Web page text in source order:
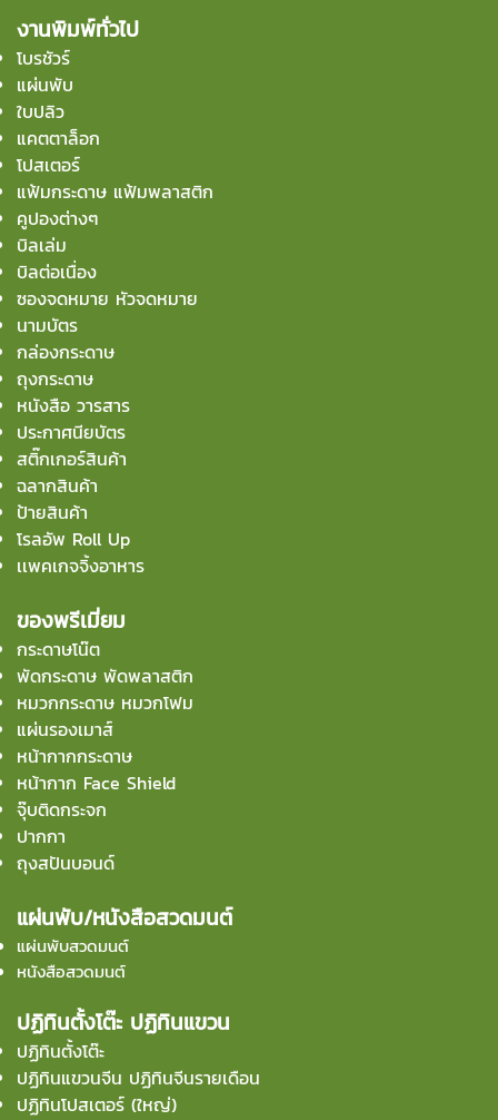
งานพิมพ์ทั่วไป
โบรชัวร์
แผ่นพับ
ใบปลิว
แคตตาล็อก
โปสเตอร์
แฟ้มกระดาษ แฟ้มพลาสติก
คูปองต่างๆ
บิลเล่ม
บิลต่อเนื่อง
ซองจดหมาย หัวจดหมาย
นามบัตร
กล่องกระดาษ
ถุงกระดาษ
หนังสือ วารสาร
ประกาศนียบัตร
สติ๊กเกอร์สินค้า
ฉลากสินค้า
ป้ายสินค้า
โรลอัพ Roll Up
เเพคเกจจิ้งอาหาร
ของพรีเมี่ยม
กระดาษโน๊ต
พัดกระดาษ พัดพลาสติก
หมวกกระดาษ หมวกโฟม
แผ่นรองเมาส์
หน้ากากกระดาษ
หน้ากาก Face Shield
จุ๊บติดกระจก
ปากกา
ถุงสปันบอนด์
แผ่นพับ/หนังสือสวดมนต์
แผ่นพับสวดมนต์
หนังสือสวดมนต์
ปฏิทินตั้งโต๊ะ ปฏิทินแขวน
ปฏิทินตั้งโต๊ะ
ปฏิทินแขวนจีน ปฏิทินจีนรายเดือน
ปฏิทินโปสเตอร์ (ใหญ่)